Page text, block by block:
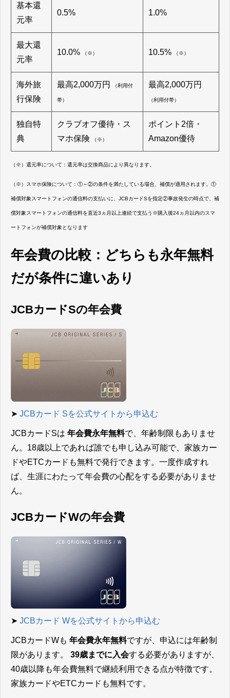
基本還
元率
0.5% 1.0%
最大還
元率
10.0% （※） 10.5% （※）
海外旅
行保険
最高2,000万円 （利用付
帯）
最高2,000万円
（利用付帯）
独自特
典
クラブオフ優待・ス
マホ保険
（※）
ポイント2倍・
Amazon優待
（※）還元率について：還元率は交換商品により異なります。
（※）スマホ保険について：①～②の条件を満たしている場合、補償が適用されます。①
補償対象スマートフォンの通信料の支払いに、JCBカードSを指定②事故発生の時点で、補
償対象スマートフォンの通信料を直近3ヵ月以上連続で支払う※購入後24ヵ月以内のスマ
ートフォンが補償対象となります
年会費の比較：どちらも永年無料
だが条件に違いあり
JCBカードSの年会費
➤ JCBカード Sを公式サイトから申込む
JCBカードSは 年会費永年無料で、年齢制限もありませ
ん。18歳以上であれば誰でも申し込み可能で、家族カー
ドやETCカードも無料で発行できます。一度作成すれ
ば、生涯にわたって年会費の心配をする必要がありませ
ん。
JCBカードWの年会費
➤ JCBカード Wを公式サイトから申込む
JCBカードWも 年会費永年無料ですが、申込には年齢制
限があります。 39歳までに入会する必要がありますが、
40歳以降も年会費無料で継続利用できる点が特徴です。
家族カードやETCカードも無料です。